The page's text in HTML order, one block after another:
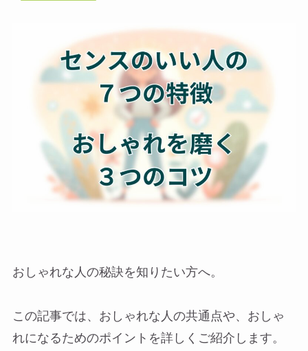
おしゃれな人の秘訣を知りたい方へ。
この記事では、おしゃれな人の共通点や、おしゃ
れになるためのポイントを詳しくご紹介します。